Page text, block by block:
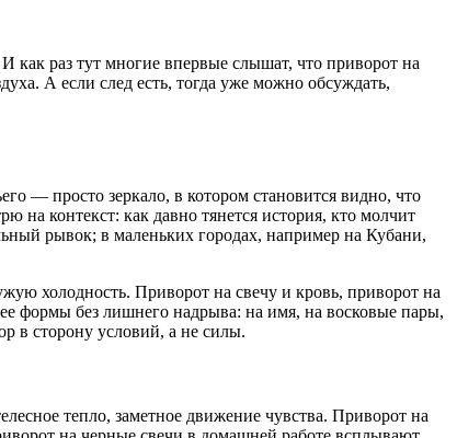
как раз тут многие впервые слышат, что приворот на
А если след есть, тогда уже можно обсуждать,
— просто зеркало, в котором становится видно, что
на контекст: как давно тянется история, кто молчит
рывок; в маленьких городах, например на Кубани,
холодность. Приворот на свечу и кровь, приворот на
формы без лишнего надрыва: на имя, на восковые пары,
в сторону условий, а не силы.
тепло, заметное движение чувства. Приворот на